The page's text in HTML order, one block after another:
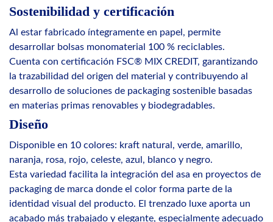
Sostenibilidad y certificación
Al estar fabricado íntegramente en papel, permite
desarrollar bolsas monomaterial 100 % reciclables.
Cuenta con certificación FSC® MIX CREDIT, garantizando
la trazabilidad del origen del material y contribuyendo al
desarrollo de soluciones de packaging sostenible basadas
en materias primas renovables y biodegradables.
Diseño
Disponible en 10 colores: kraft natural, verde, amarillo,
naranja, rosa, rojo, celeste, azul, blanco y negro.
Esta variedad facilita la integración del asa en proyectos de
packaging de marca donde el color forma parte de la
identidad visual del producto. El trenzado luxe aporta un
acabado más trabajado y elegante, especialmente adecuado